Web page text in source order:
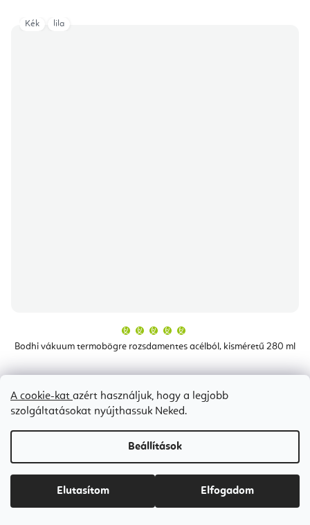
A cookie-kat azért használjuk, hogy a legjobb
szolgáltatásokat nyújthassuk Neked.
Beállítások
Elutasítom Elfogadom
Bodhi vákuum termobögre rozsdamentes acélból, kisméretű 280 ml
átlagos
értékelése
5,0
Raktáron(1 db)
Ft3 900
Kék lila
Kedvezmények